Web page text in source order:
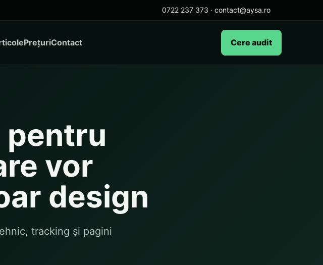
0722 237 373 · contact@aysa.ro
PrețuriContact Cere audit
pentru
vor
design
tracking și pagini